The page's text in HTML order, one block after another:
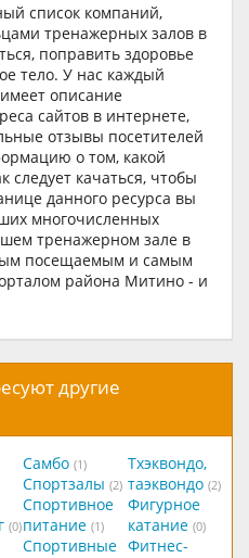
список компаний,
тренажерных залов в
поправить здоровье
тело. У нас каждый
описание
сайтов в интернете,
отзывы посетителей
о том, какой
следует качаться, чтобы
данного ресурса вы
многочисленных
тренажерном зале в
посещаемым и самым
района Митино - и
другие
(0)
Самбо (1)
Спортзалы (2)
Спортивное
питание (1)
Спортивные
Тхэквондо,
таэквондо (2)
Фигурное
катание (0)
Фитнес-